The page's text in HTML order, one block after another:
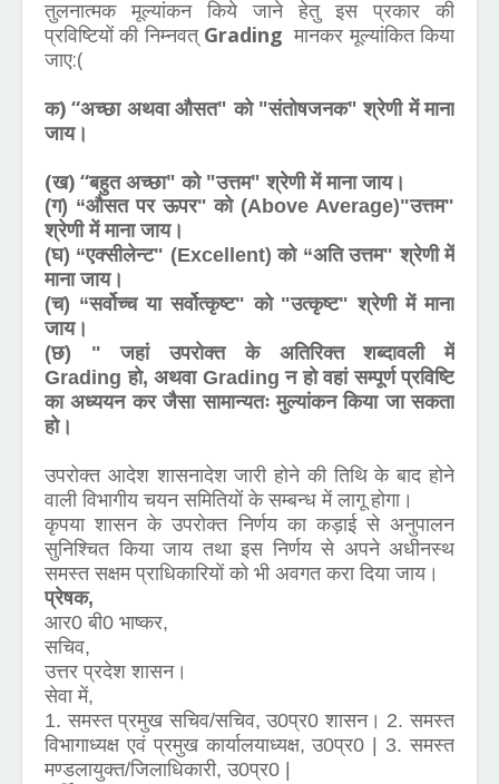
तुलनात्मक मूल्यांकन किये जाने हेतु इस प्रकार की
प्रविष्टियों की निम्नवत् Grading मानकर मूल्यांकित किया
जाए:(
क) “अच्छा अथवा औसत" को "संतोषजनक" श्रेणी में माना
जाय।
(ख) “बहुत अच्छा" को "उत्तम" श्रेणी में माना जाय।
(ग) “औसत पर ऊपर" को (Above Average)"उत्तम"
श्रेणी में माना जाय।
(घ) “एक्सीलेन्ट" (Excellent) को “अति उत्तम" श्रेणी में
माना जाय।
(च) “सर्वोच्च या सर्वोत्कृष्ट" को "उत्कृष्ट" श्रेणी में माना
जाय।
(छ) " जहां उपरोक्त के अतिरिक्त शब्दावली में
Grading हो, अथवा Grading न हो वहां सम्पूर्ण प्रविष्टि
का अध्ययन कर जैसा सामान्यतः मुल्यांकन किया जा सकता
हो।
उपरोक्त आदेश शासनादेश जारी होने की तिथि के बाद होने
वाली विभागीय चयन समितियों के सम्बन्ध में लागू होगा।
कृपया शासन के उपरोक्त निर्णय का कड़ाई से अनुपालन
सुनिश्चित किया जाय तथा इस निर्णय से अपने अधीनस्थ
समस्त सक्षम प्राधिकारियों को भी अवगत करा दिया जाय।
प्रेषक,
आर0 बी0 भाष्कर,
सचिव,
उत्तर प्रदेश शासन।
सेवा में,
1. समस्त प्रमुख सचिव/सचिव, उ0प्र0 शासन। 2. समस्त
विभागाध्यक्ष एवं प्रमुख कार्यालयाध्यक्ष, उ0प्र0 | 3. समस्त
मण्डलायुक्त/जिलाधिकारी, उ0प्र0 |